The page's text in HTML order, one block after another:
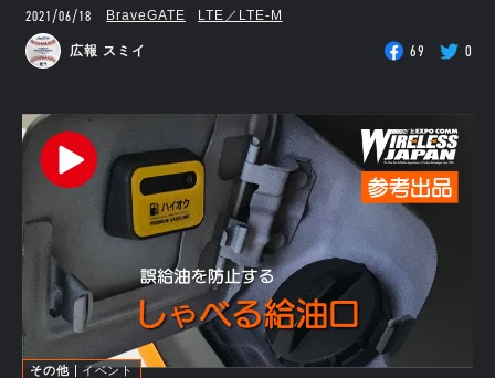
2021/06/18 BraveGATE LTE／LTE-M
広報 スミイ 69 0
その他 イベント